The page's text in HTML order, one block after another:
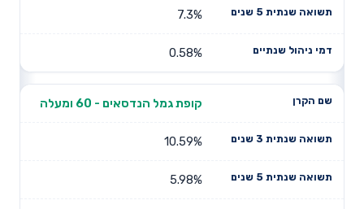
7.3%
0.58%
קופת גמל הנדסאים - 60 ומעלה
10.59%
5.98%